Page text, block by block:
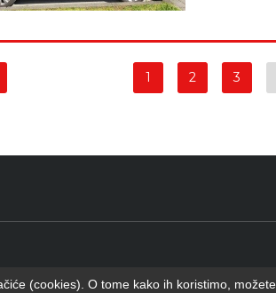
(cookies). O tome kako ih koristimo,
1 2 3